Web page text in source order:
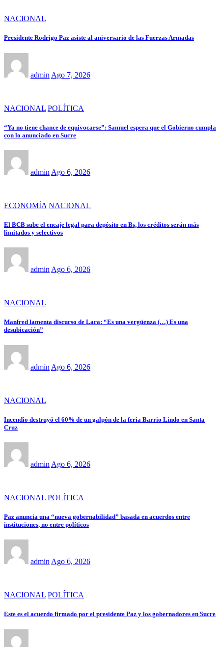
NACIONAL
Presidente Rodrigo Paz asiste al aniversario de las Fuerzas Armadas
admin Ago 7, 2026
NACIONAL POLÍTICA
“Ya no tiene chance de equivocarse”: Samuel espera que el Gobierno cumpla
con lo anunciado en Sucre
admin Ago 6, 2026
ECONOMÍA NACIONAL
El BCB sube el encaje legal para depósito en Bs, los créditos serán más
limitados y selectivos
admin Ago 6, 2026
NACIONAL
Manfred lamenta discurso de Lara: “Es una vergüenza (…) Es una
desubicación”
admin Ago 6, 2026
NACIONAL
Incendio destruyó el 60% de un galpón de la feria Barrio Lindo en Santa
Cruz
admin Ago 6, 2026
NACIONAL POLÍTICA
Paz anuncia una “nueva gobernabilidad” basada en acuerdos entre
instituciones, no entre políticos
admin Ago 6, 2026
NACIONAL POLÍTICA
Este es el acuerdo firmado por el presidente Paz y los gobernadores en Sucre